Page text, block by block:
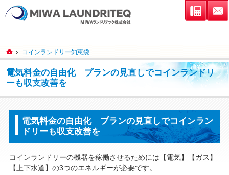
電気料金の自由化 プランの見直しでコインランドリ
ーも収支改善を
電気料金の自由化 プランの見直しでコインラン
ドリーも収支改善を
コインランドリーの機器を稼働させるためには【電気】【ガス】
【上下水道】の3つのエネルギーが必要です。
連絡先
ホーム
コインランドリー知恵袋